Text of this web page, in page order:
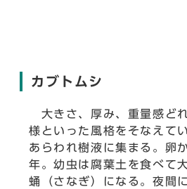
カブトムシ
大きさ、厚み、重量感ど
様といった風格をそなえて
あらわれ樹液に集まる。卵
年。幼虫は腐葉土を食べて
蛹（さなぎ）になる。夜間